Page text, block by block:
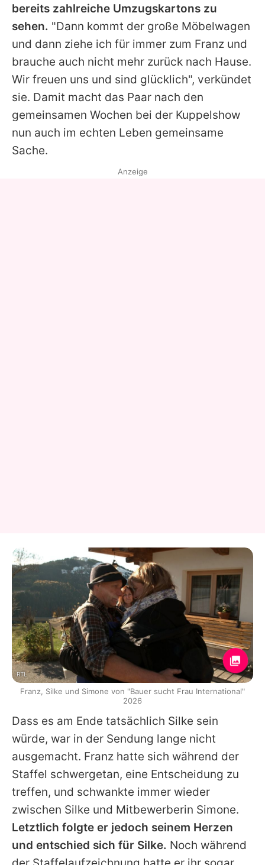
bereits zahlreiche Umzugskartons zu
sehen. "Dann kommt der große Möbelwagen
und dann ziehe ich für immer zum Franz und
brauche auch nicht mehr zurück nach Hause.
Wir freuen uns und sind glücklich", verkündet
sie. Damit macht das Paar nach den
gemeinsamen Wochen bei der Kuppelshow
nun auch im echten Leben gemeinsame
Sache.
Dass es am Ende tatsächlich Silke sein
würde, war in der Sendung lange nicht
ausgemacht. Franz hatte sich während der
Staffel schwergetan, eine Entscheidung zu
treffen, und schwankte immer wieder
zwischen Silke und Mitbewerberin Simone.
Letztlich folgte er jedoch seinem Herzen
und entschied sich für Silke. Noch während
Anzeige
RTL
Franz, Silke und Simone von "Bauer sucht Frau International"
2026